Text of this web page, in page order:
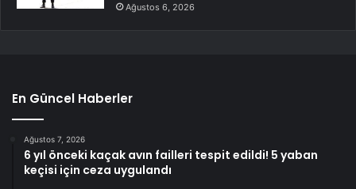
Ağustos 6, 2026
En Güncel Haberler
Ağustos 7, 2026
6 yıl önceki kaçak avın failleri tespit edildi! 5 yaban
keçisi için ceza uygulandı